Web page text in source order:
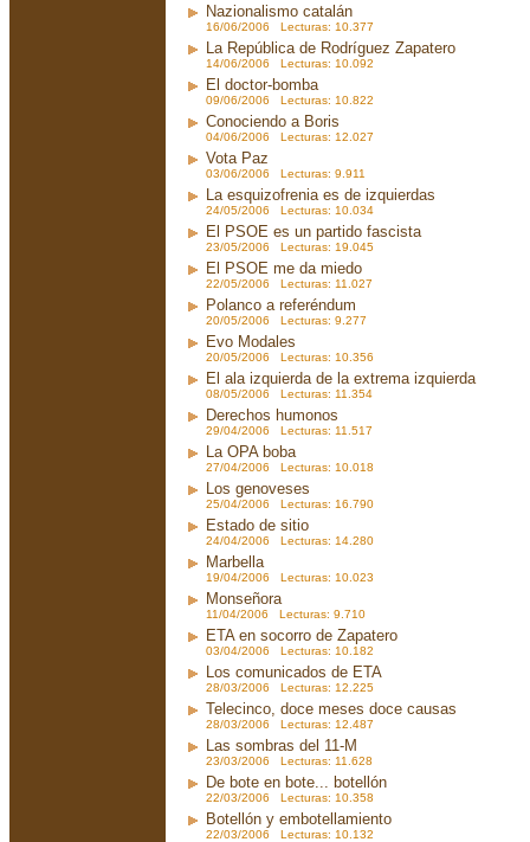
Nazionalismo catalán
16/06/2006 Lecturas: 10.377
La República de Rodríguez Zapatero
14/06/2006 Lecturas: 10.092
El doctor-bomba
09/06/2006 Lecturas: 10.822
Conociendo a Boris
04/06/2006 Lecturas: 12.027
Vota Paz
03/06/2006 Lecturas: 9.911
La esquizofrenia es de izquierdas
24/05/2006 Lecturas: 10.034
El PSOE es un partido fascista
23/05/2006 Lecturas: 19.045
El PSOE me da miedo
22/05/2006 Lecturas: 11.027
Polanco a referéndum
20/05/2006 Lecturas: 9.277
Evo Modales
20/05/2006 Lecturas: 10.356
El ala izquierda de la extrema izquierda
08/05/2006 Lecturas: 11.354
Derechos humonos
29/04/2006 Lecturas: 11.517
La OPA boba
27/04/2006 Lecturas: 10.018
Los genoveses
25/04/2006 Lecturas: 16.790
Estado de sitio
24/04/2006 Lecturas: 14.280
Marbella
19/04/2006 Lecturas: 10.023
Monseñora
11/04/2006 Lecturas: 9.710
ETA en socorro de Zapatero
03/04/2006 Lecturas: 10.182
Los comunicados de ETA
28/03/2006 Lecturas: 12.225
Telecinco, doce meses doce causas
28/03/2006 Lecturas: 12.487
Las sombras del 11-M
23/03/2006 Lecturas: 11.628
De bote en bote... botellón
22/03/2006 Lecturas: 10.358
Botellón y embotellamiento
22/03/2006 Lecturas: 10.132